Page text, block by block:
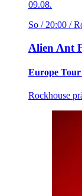
09.08.
So / 20:00 /
Alien Ant
Europe Tour
Rockhouse